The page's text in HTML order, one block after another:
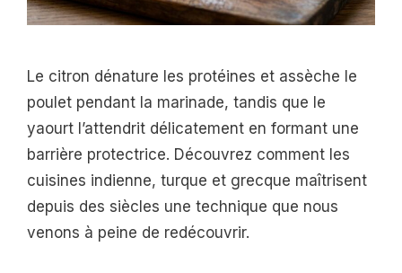
Le citron dénature les protéines et assèche le
poulet pendant la marinade, tandis que le
yaourt l’attendrit délicatement en formant une
barrière protectrice. Découvrez comment les
cuisines indienne, turque et grecque maîtrisent
depuis des siècles une technique que nous
venons à peine de redécouvrir.